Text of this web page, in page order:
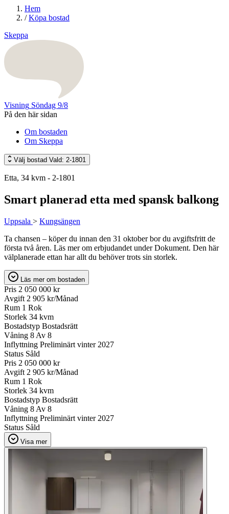
Hem
/ Köpa bostad
Skeppa
Visning Söndag 9/8
På den här sidan
Om bostaden
Om Skeppa
Välj bostad Vald: 2-1801
Etta, 34 kvm - 2-1801
Smart planerad etta med spansk balkong
Uppsala > Kungsängen
Ta chansen – köper du innan den 31 oktober bor du avgiftsfritt de
första två åren. Läs mer om erbjudandet under Dokument. Den här
välplanerade ettan har allt du behöver trots sin storlek.
Läs mer om bostaden
Pris 2 050 000 kr
Avgift 2 905 kr/Månad
Rum 1 Rok
Storlek 34 kvm
Bostadstyp Bostadsrätt
Våning 8 Av 8
Inflyttning Preliminärt vinter 2027
Status Såld
Pris 2 050 000 kr
Avgift 2 905 kr/Månad
Rum 1 Rok
Storlek 34 kvm
Bostadstyp Bostadsrätt
Våning 8 Av 8
Inflyttning Preliminärt vinter 2027
Status Såld
Visa mer